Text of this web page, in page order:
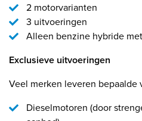
2 motorvarianten
3 uitvoeringen
Alleen benzine hybride
Exclusieve uitvoeringen
Veel merken leveren bepaalde
Dieselmotoren (door